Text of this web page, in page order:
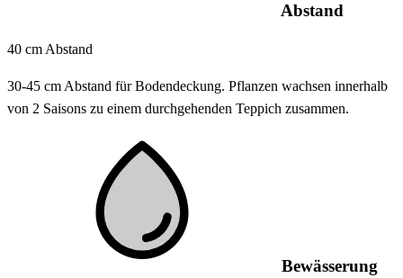
Abstand
40 cm Abstand
30-45 cm Abstand für Bodendeckung. Pflanzen wachsen innerhalb
von 2 Saisons zu einem durchgehenden Teppich zusammen.
Bewässerung